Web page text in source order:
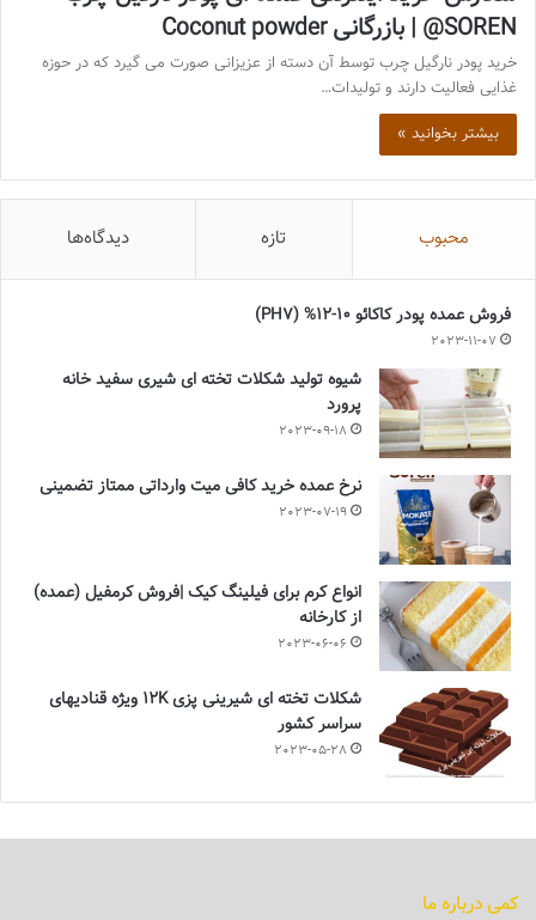
SOREN@ | بازرگانی Coconut powder
خرید پودر نارگیل چرب توسط آن دسته از عزیزانی صورت می گیرد که در حوزه
غذایی فعالیت دارند و تولیدات…
بیشتر بخوانید »
محبوب تازه دیدگاه‌ها
فروش عمده پودر کاکائو 10-12% (PH7)
2023-11-07
شیوه تولید شکلات تخته ای شیری سفید خانه
پرورد
2023-09-18
نرخ عمده خرید کافی میت وارداتی ممتاز تضمینی
2023-07-19
انواع کرم برای فیلینگ کیک |فروش کرمفیل (عمده)
از کارخانه
2023-06-06
شکلات تخته ای شیرینی پزی 12K ویژه قنادیهای
سراسر کشور
2023-05-28
کمی درباره ما